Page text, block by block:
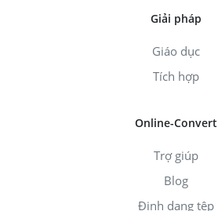
Giải pháp
Giáo dục
Tích hợp
Online-Convert
Trợ giúp
Blog
Định dạng tệp